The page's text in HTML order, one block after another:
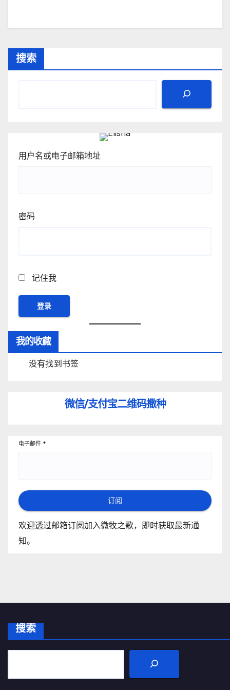
搜索
用户名或电子邮箱地址
密码
记住我
我的收藏
没有找到书签
微信/支付宝二维码撒种
电子邮件 *
订阅
欢迎透过邮箱订阅加入微牧之歌，即时获取最新通
知。
搜索